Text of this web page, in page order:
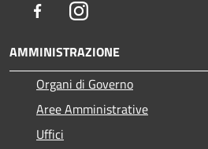
FacebookInstagram
AMMINISTRAZIONE
Organi di Governo
Aree Amministrative
Uffici